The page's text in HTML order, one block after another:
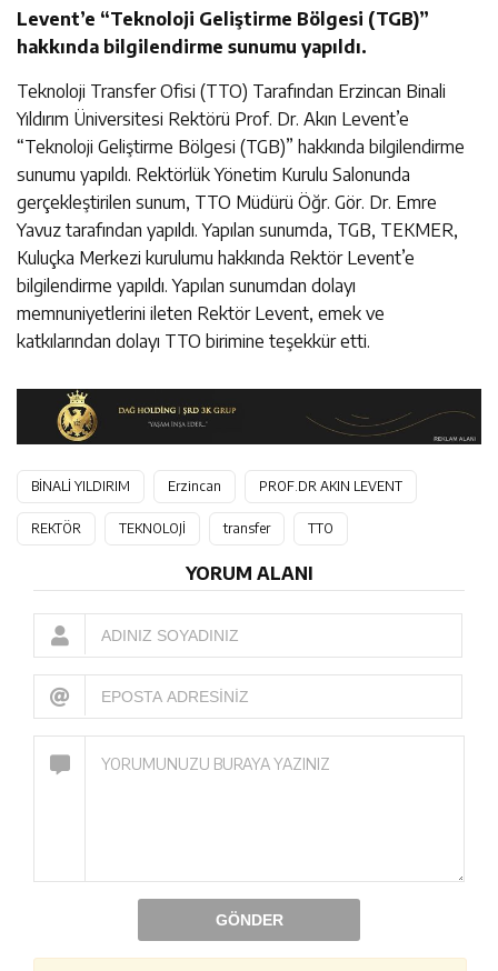
Levent’e “Teknoloji Geliştirme Bölgesi (TGB)”
hakkında bilgilendirme sunumu yapıldı.
Teknoloji Transfer Ofisi (TTO) Tarafından Erzincan Binali
Yıldırım Üniversitesi Rektörü Prof. Dr. Akın Levent’e
“Teknoloji Geliştirme Bölgesi (TGB)” hakkında bilgilendirme
sunumu yapıldı. Rektörlük Yönetim Kurulu Salonunda
gerçekleştirilen sunum, TTO Müdürü Öğr. Gör. Dr. Emre
Yavuz tarafından yapıldı. Yapılan sunumda, TGB, TEKMER,
Kuluçka Merkezi kurulumu hakkında Rektör Levent’e
bilgilendirme yapıldı. Yapılan sunumdan dolayı
memnuniyetlerini ileten Rektör Levent, emek ve
katkılarından dolayı TTO birimine teşekkür etti.
BİNALİ YILDIRIM Erzincan PROF.DR AKIN LEVENT
REKTÖR TEKNOLOJİ transfer TTO
YORUM ALANI
GÖNDER